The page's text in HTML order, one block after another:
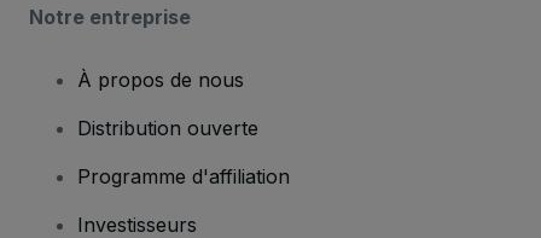
Notre entreprise
À propos de nous
Distribution ouverte
Programme d'affiliation
Investisseurs